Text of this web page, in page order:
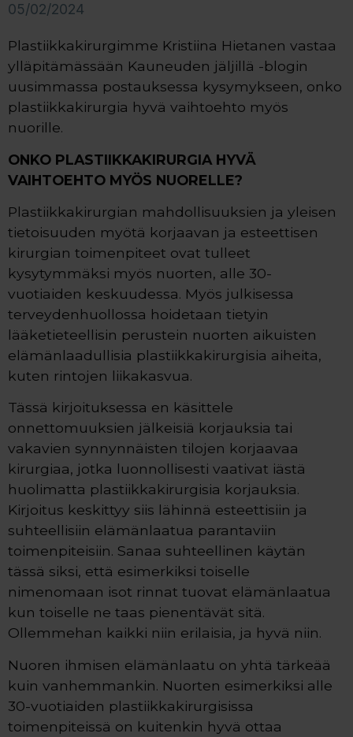
05/02/2024
Plastiikkakirurgimme Kristiina Hietanen vastaa
ylläpitämässään Kauneuden jäljillä -blogin
uusimmassa postauksessa kysymykseen, onko
plastiikkakirurgia hyvä vaihtoehto myös
nuorille.
ONKO PLASTIIKKAKIRURGIA HYVÄ
VAIHTOEHTO MYÖS NUORELLE?
Plastiikkakirurgian mahdollisuuksien ja yleisen
tietoisuuden myötä korjaavan ja esteettisen
kirurgian toimenpiteet ovat tulleet
kysytymmäksi myös nuorten, alle 30-
vuotiaiden keskuudessa. Myös julkisessa
terveydenhuollossa hoidetaan tietyin
lääketieteellisin perustein nuorten aikuisten
elämänlaadullisia plastiikkakirurgisia aiheita,
kuten rintojen liikakasvua.
Tässä kirjoituksessa en käsittele
onnettomuuksien jälkeisiä korjauksia tai
vakavien synnynnäisten tilojen korjaavaa
kirurgiaa, jotka luonnollisesti vaativat iästä
huolimatta plastiikkakirurgisia korjauksia.
Kirjoitus keskittyy siis lähinnä esteettisiin ja
suhteellisiin elämänlaatua parantaviin
toimenpiteisiin. Sanaa suhteellinen käytän
tässä siksi, että esimerkiksi toiselle
nimenomaan isot rinnat tuovat elämänlaatua
kun toiselle ne taas pienentävät sitä.
Ollemmehan kaikki niin erilaisia, ja hyvä niin.
Nuoren ihmisen elämänlaatu on yhtä tärkeää
kuin vanhemmankin. Nuorten esimerkiksi alle
30-vuotiaiden plastiikkakirurgisissa
toimenpiteissä on kuitenkin hyvä ottaa